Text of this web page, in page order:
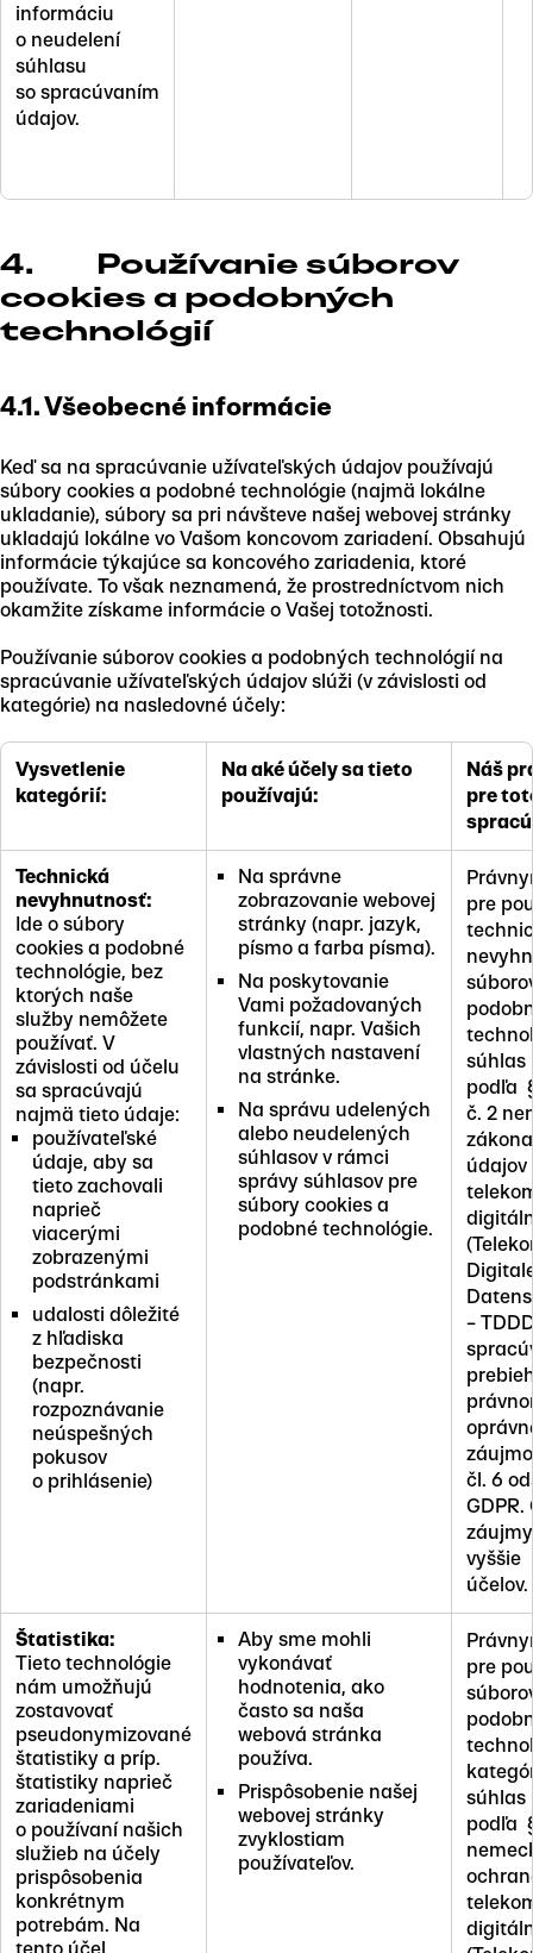
informáciu
o neudelení
súhlasu
so spracúvaním
údajov.
4. Používanie súborov
cookies a podobných
technológií
4.1. Všeobecné informácie
Keď sa na spracúvanie užívateľských údajov používajú
súbory cookies a podobné technológie (najmä lokálne
ukladanie), súbory sa pri návšteve našej webovej stránky
ukladajú lokálne vo Vašom koncovom zariadení. Obsahujú
informácie týkajúce sa koncového zariadenia, ktoré
používate. To však neznamená, že prostredníctvom nich
okamžite získame informácie o Vašej totožnosti.
Používanie súborov cookies a podobných technológií na
spracúvanie užívateľských údajov slúži (v závislosti od
kategórie) na nasledovné účely:
Vysvetlenie
kategórií:
Na aké účely sa tieto
používajú:
Náš
pre
Technická
nevyhnutnosť:
Ide o súbory
cookies a podobné
technológie, bez
ktorých naše
služby nemôžete
používať. V
závislosti od účelu
sa spracúvajú
najmä tieto údaje:
používateľské
údaje, aby sa
tieto zachovali
naprieč
viacerými
zobrazenými
podstránkami
udalosti dôležité
z hľadiska
bezpečnosti
(napr.
rozpoznávanie
neúspešných
pokusov
o prihlásenie)
Na správne
zobrazovanie webovej
stránky (napr. jazyk,
písmo a farba písma).
Na poskytovanie
Vami požadovaných
funkcií, napr. Vašich
vlastných nastavení
na stránke.
Na správu udelených
alebo neudelených
súhlasov v rámci
správy súhlasov pre
súbory cookies a
podobné technológie.
pre
súhlas
podľa
č. 2
údajov
–
čl. 6
GDPR.
vyššie
účelov.
Štatistika:
Tieto technológie
nám umožňujú
zostavovať
pseudonymizované
štatistiky a príp.
štatistiky naprieč
zariadeniami
o používaní našich
služieb na účely
prispôsobenia
konkrétnym
potrebám. Na
Aby sme mohli
vykonávať
hodnotenia, ako
často sa naša
webová stránka
používa.
Prispôsobenie našej
webovej stránky
zvyklostiam
používateľov.
pre
súhlas
podľa